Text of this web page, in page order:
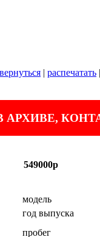
| распечатать
АРХИВЕ,
549000р
модель
год выпуска
пробег